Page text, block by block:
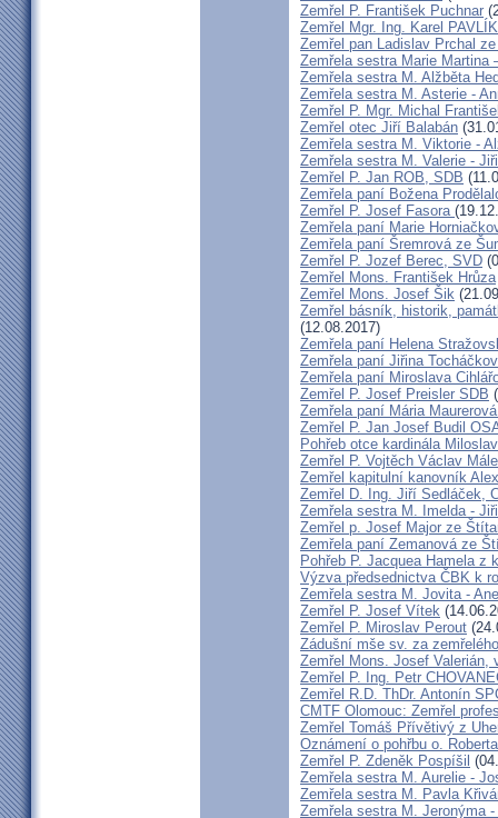
Zemřel P. František Puchnar
Zemřel Mgr. Ing. Karel
Zemřel pan Ladislav Prchal
Zemřela sestra Marie Martina
Zemřela sestra M. Alžběta
Zemřela sestra M. Asterie -
Zemřel P. Mgr. Michal
Zemřel otec Jiří Balabán
Zemřela sestra M. Viktorie -
Zemřela sestra M. Valerie -
Zemřel P. Jan ROB, SDB
Zemřela paní Božena
Zemřel P. Josef Fasora
Zemřela paní Marie
Zemřela paní Šremrová ze
Zemřel P. Jozef Berec, SVD
Zemřel Mons. František Hrůza
Zemřel Mons. Josef Šik
Zemřel básník, historik,
(12.08.2017)
Zemřela paní Helena
Zemřela paní Jiřina
Zemřela paní Miroslava
Zemřel P. Josef Preisler SDB
Zemřela paní Mária
Zemřel P. Jan Josef Budil
Pohřeb otce kardinála
Zemřel P. Vojtěch Václav
Zemřel kapitulní kanovník
Zemřel D. Ing. Jiří Sedláček,
Zemřela sestra M. Imelda -
Zemřel p. Josef Major ze
Zemřela paní Zemanová ze
Pohřeb P. Jacquea Hamela z
Výzva předsednictva ČBK k
Zemřela sestra M. Jovita -
Zemřel P. Josef Vítek
Zemřel P. Miroslav Perout
Zádušní mše sv. za
Zemřel Mons. Josef Valerián,
Zemřel P. Ing. Petr
Zemřel R.D. ThDr. Antonín
CMTF Olomouc: Zemřel
Zemřel Tomáš Přívětivý z
Oznámení o pohřbu o.
Zemřel P. Zdeněk Pospíšil
Zemřela sestra M. Aurelie -
Zemřela sestra M. Pavla
Zemřela sestra M. Jeronýma